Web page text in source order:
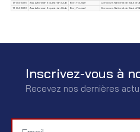
12-04-2026
Ass. Alforssan Equestrian Club Borj Youssef Concours National de Saut
11-04-2026
Ass. Alforssan Equestrian Club Borj Youssef Concours National de Saut
Inscrivez-vous à
Recevez nos dernières